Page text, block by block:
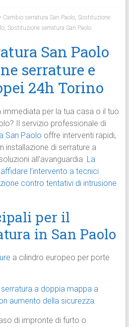
Cambio serratura San Paolo, Sostituzione
, Sostituzione serratura San Paolo
San Paolo
serrature e
24h Torino
immediata per la tua casa o il tuo
Il servizio professionale di
San Paolo offre interventi rapidi,
installazione di serrature a
all’avanguardia. La
l’intervento a tecnici
contro tentativi di intrusione
per il
in San Paolo
a cilindro europeo per porte
a doppia mappa a
aumento della sicurezza.
di impronte di furto o